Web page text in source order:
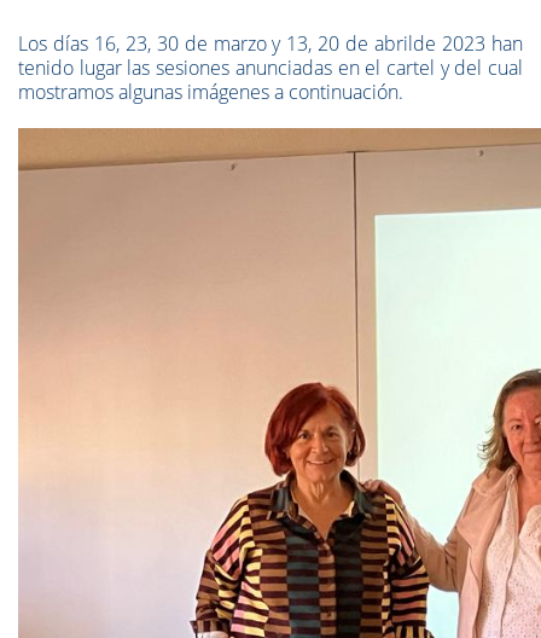
Los días 16, 23, 30 de marzo y 13, 20 de abrilde 2023 han
tenido lugar las sesiones anunciadas en el cartel y del cual
mostramos algunas imágenes a continuación.